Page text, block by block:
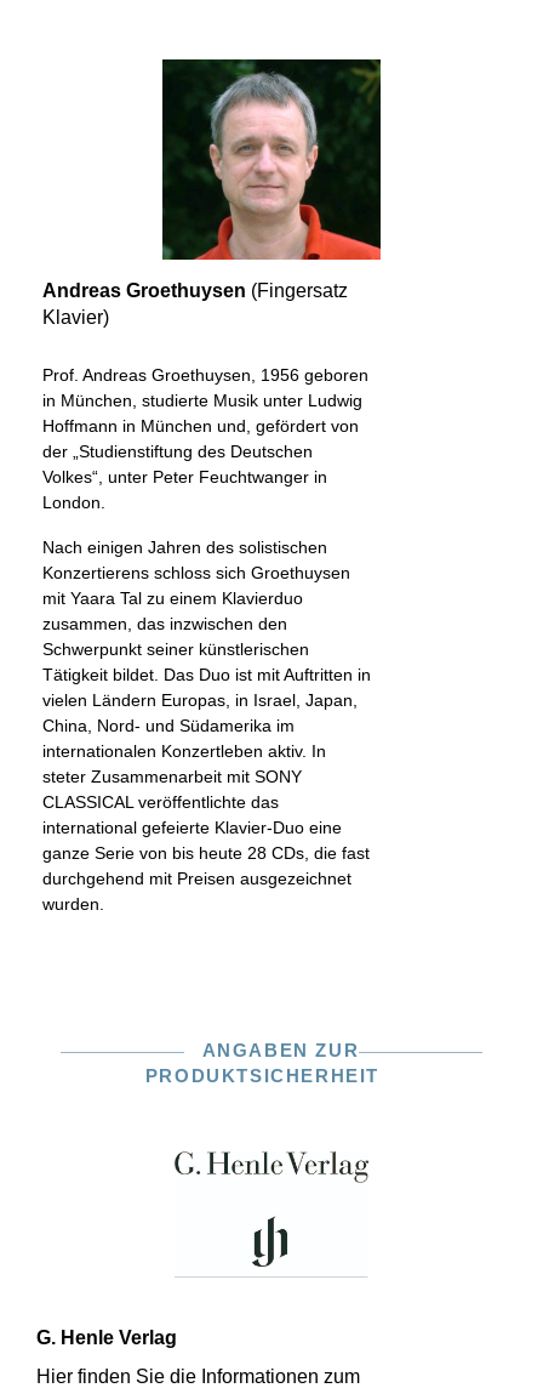
Andreas Groethuysen (Fingersatz
Klavier)
Prof. Andreas Groethuysen, 1956 geboren
in München, studierte Musik unter Ludwig
Hoffmann in München und, gefördert von
der „Studienstiftung des Deutschen
Volkes“, unter Peter Feuchtwanger in
London.
Nach einigen Jahren des solistischen
Konzertierens schloss sich Groethuysen
mit Yaara Tal zu einem Klavierduo
zusammen, das inzwischen den
Schwerpunkt seiner künstlerischen
Tätigkeit bildet. Das Duo ist mit Auftritten in
vielen Ländern Europas, in Israel, Japan,
China, Nord- und Südamerika im
internationalen Konzertleben aktiv. In
steter Zusammenarbeit mit SONY
CLASSICAL veröffentlichte das
international gefeierte Klavier-Duo eine
ganze Serie von bis heute 28 CDs, die fast
durchgehend mit Preisen ausgezeichnet
wurden.
ANGABEN ZUR
PRODUKTSICHERHEIT
G. Henle Verlag
Hier finden Sie die Informationen zum